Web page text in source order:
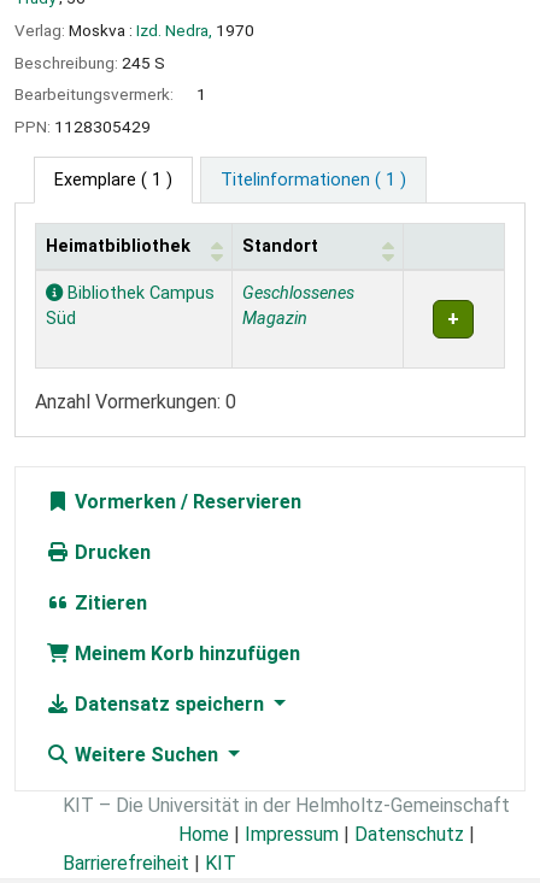
Verlag: Moskva : Izd. Nedra, 1970
Beschreibung: 245 S
Bearbeitungsvermerk:
1
PPN: 1128305429
Exemplare ( 1 ) Titelinformationen ( 1 )
Exemplare
Heimatbibliothek Standort
Bibliothek Campus
Süd
Geschlossenes
Magazin
Anzahl Vormerkungen: 0
Vormerken
Drucken
Zitieren
Meinem Korb hinzufügen
Datensatz speichern
Weitere Suchen
KIT – Die Universität in der Helmholtz-Gemeinschaft
Home | Impressum | Datenschutz |
Barrierefreiheit | KIT